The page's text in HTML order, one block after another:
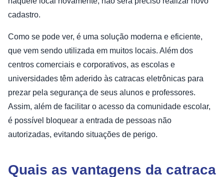
cadastro.
Como se pode ver, é uma solução moderna e eficiente,
que vem sendo utilizada em muitos locais. Além dos
centros comerciais e corporativos, as escolas e
universidades têm aderido às catracas eletrônicas para
prezar pela segurança de seus alunos e professores.
Assim, além de facilitar o acesso da comunidade escolar,
é possível bloquear a entrada de pessoas não
autorizadas, evitando situações de perigo.
Quais as vantagens da catraca